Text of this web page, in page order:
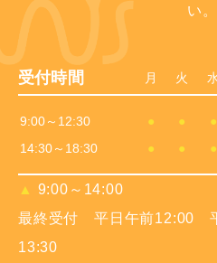
い。
受付時間 月 火
9:00～12:30 ● ● ●
14:30～18:30
● ● ●
▲ 9:00～14:00
最終受付 平日午前12:00
13:30